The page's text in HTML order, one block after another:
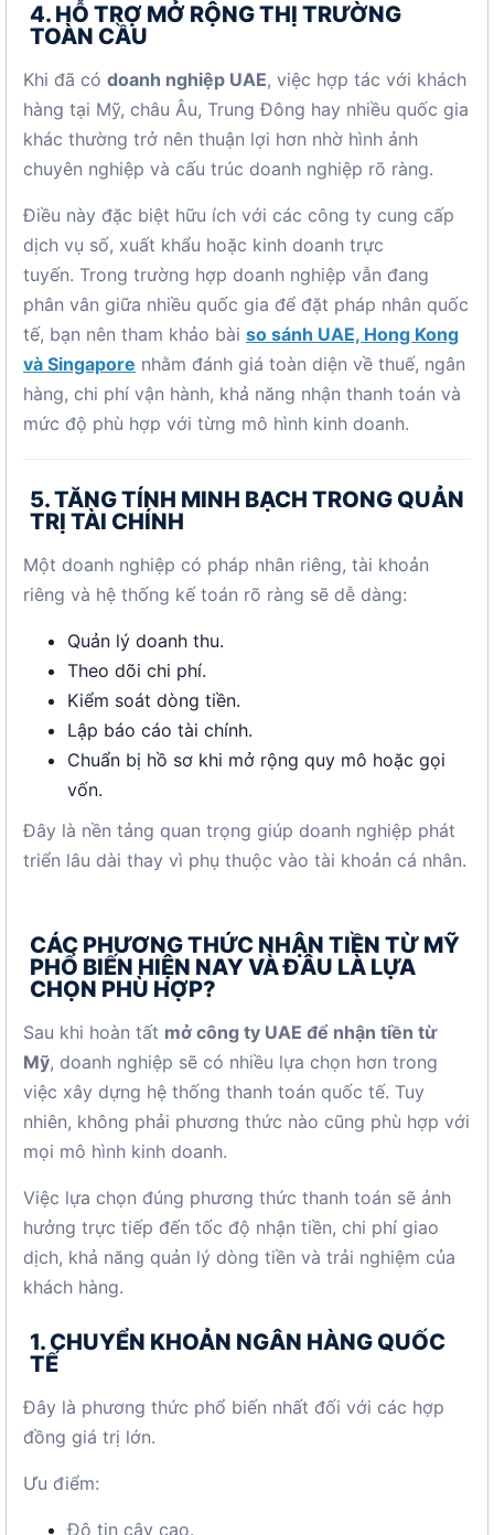
4. HỖ TRỢ MỞ RỘNG THỊ TRƯỜNG
TOÀN CẦU
Khi đã có doanh nghiệp UAE, việc hợp tác với khách
hàng tại Mỹ, châu Âu, Trung Đông hay nhiều quốc gia
khác thường trở nên thuận lợi hơn nhờ hình ảnh
chuyên nghiệp và cấu trúc doanh nghiệp rõ ràng.
Điều này đặc biệt hữu ích với các công ty cung cấp
dịch vụ số, xuất khẩu hoặc kinh doanh trực
tuyến. Trong trường hợp doanh nghiệp vẫn đang
phân vân giữa nhiều quốc gia để đặt pháp nhân quốc
tế, bạn nên tham khảo bài so sánh UAE, Hong Kong
và Singapore nhằm đánh giá toàn diện về thuế, ngân
hàng, chi phí vận hành, khả năng nhận thanh toán và
mức độ phù hợp với từng mô hình kinh doanh.
5. TĂNG TÍNH MINH BẠCH TRONG QUẢN
TRỊ TÀI CHÍNH
Một doanh nghiệp có pháp nhân riêng, tài khoản
riêng và hệ thống kế toán rõ ràng sẽ dễ dàng:
Quản lý doanh thu.
Theo dõi chi phí.
Kiểm soát dòng tiền.
Lập báo cáo tài chính.
Chuẩn bị hồ sơ khi mở rộng quy mô hoặc gọi
vốn.
Đây là nền tảng quan trọng giúp doanh nghiệp phát
triển lâu dài thay vì phụ thuộc vào tài khoản cá nhân.
CÁC PHƯƠNG THỨC NHẬN TIỀN TỪ MỸ
PHỔ BIẾN HIỆN NAY VÀ ĐÂU LÀ LỰA
CHỌN PHÙ HỢP?
Sau khi hoàn tất mở công ty UAE để nhận tiền từ
Mỹ, doanh nghiệp sẽ có nhiều lựa chọn hơn trong
việc xây dựng hệ thống thanh toán quốc tế. Tuy
nhiên, không phải phương thức nào cũng phù hợp với
mọi mô hình kinh doanh.
Việc lựa chọn đúng phương thức thanh toán sẽ ảnh
hưởng trực tiếp đến tốc độ nhận tiền, chi phí giao
dịch, khả năng quản lý dòng tiền và trải nghiệm của
khách hàng.
1. CHUYỂN KHOẢN NGÂN HÀNG QUỐC
TẾ
Đây là phương thức phổ biến nhất đối với các hợp
đồng giá trị lớn.
Ưu điểm:
Độ tin cậy cao.